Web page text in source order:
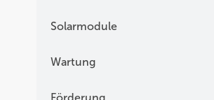
Solarmodule
Wartung